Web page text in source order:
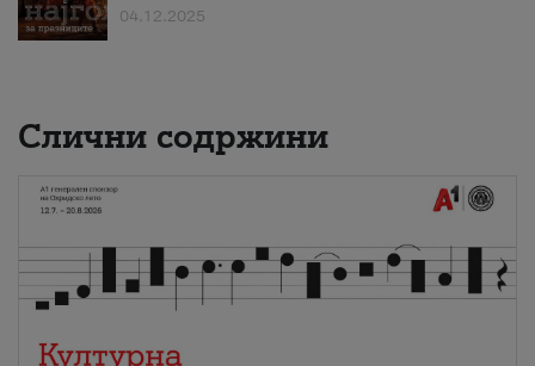
04.12.2025
Слични содржини